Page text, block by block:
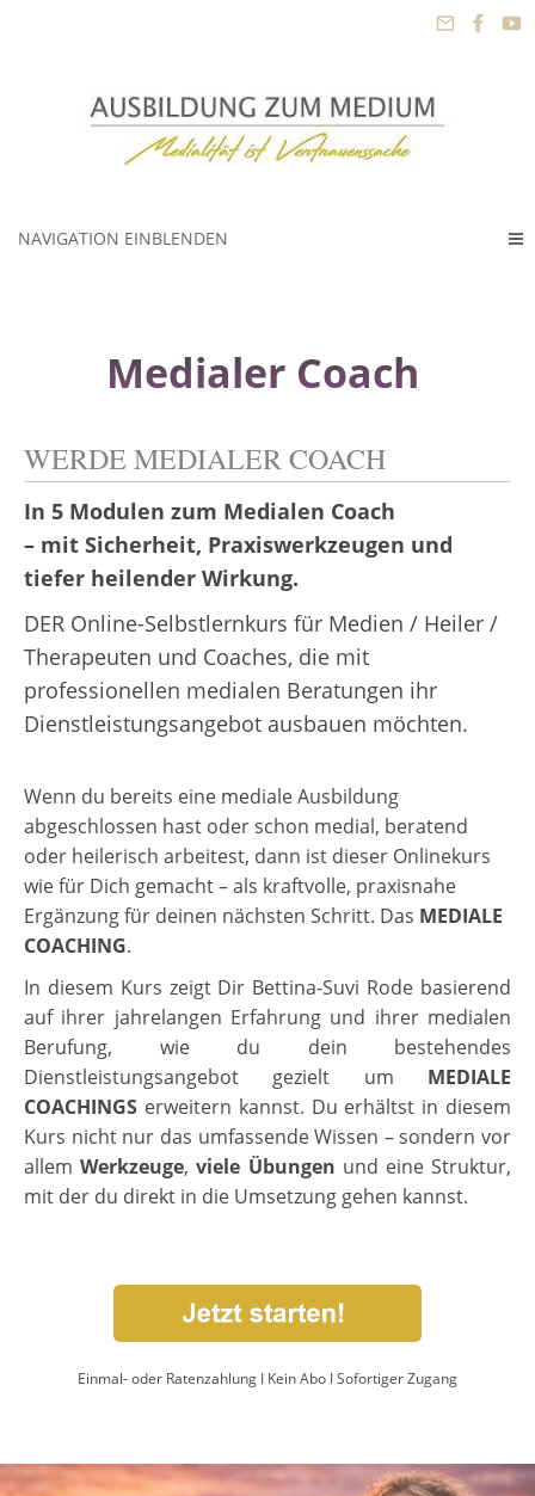
NAVIGATION EINBLENDEN
Medialer Coach
WERDE MEDIALER COACH
In 5 Modulen zum Medialen Coach
– mit Sicherheit, Praxiswerkzeugen und
tiefer heilender Wirkung.
DER Online-Selbstlernkurs für Medien / Heiler /
Therapeuten und Coaches, die mit
professionellen medialen Beratungen ihr
Dienstleistungsangebot ausbauen möchten.
Wenn du bereits eine mediale Ausbildung
abgeschlossen hast oder schon medial, beratend
oder heilerisch arbeitest, dann ist dieser Onlinekurs
wie für Dich gemacht – als kraftvolle, praxisnahe
Ergänzung für deinen nächsten Schritt. Das MEDIALE
COACHING.
In diesem Kurs zeigt Dir Bettina-Suvi Rode basierend
auf ihrer jahrelangen Erfahrung und ihrer medialen
Berufung, wie du dein bestehendes
Dienstleistungsangebot gezielt um MEDIALE
COACHINGS erweitern kannst. Du erhältst in diesem
Kurs nicht nur das umfassende Wissen – sondern vor
allemWerkzeuge,viele Übungen und eine Struktur,
mit der du direkt in die Umsetzung gehen kannst.
Einmal- oder Ratenzahlung I Kein Abo I Sofortiger Zugang